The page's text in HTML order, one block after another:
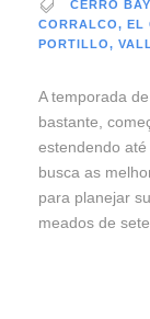
CERRO
CORRALCO, EL
PORTILLO,
A temporada
bastante,
estendendo
busca as
para planejar
meados de